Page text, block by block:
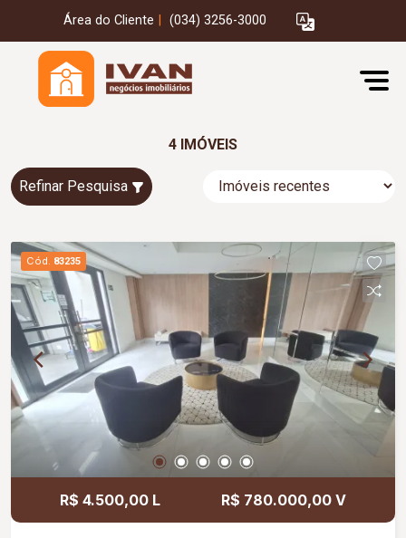
Área do Cliente (034) 3256-3000
4 IMÓVEIS
Refinar Pesquisa
Cód. 83235
R$ 4.500,00 L R$ 780.000,00 V